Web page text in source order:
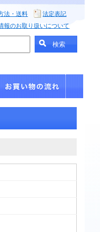
法・送料
法定表記
報のお取り扱いについて